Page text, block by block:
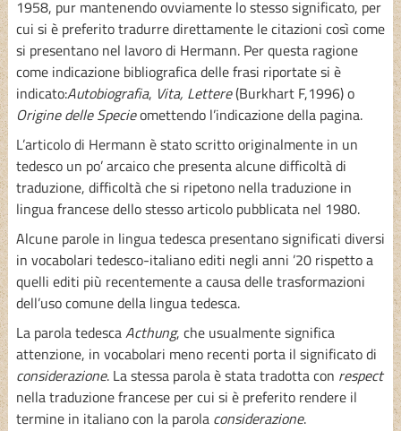
1958, pur mantenendo ovviamente lo stesso significato, per
cui si è preferito tradurre direttamente le citazioni così come
si presentano nel lavoro di Hermann. Per questa ragione
come indicazione bibliografica delle frasi riportate si è
indicato:Autobiografia, Vita, Lettere(Burkhart F,1996) o
Origine delle Specieomettendo l’indicazione della pagina.
L’articolo di Hermann è stato scritto originalmente in un
tedesco un po’ arcaico che presenta alcune difficoltà di
traduzione, difficoltà che si ripetono nella traduzione in
lingua francese dello stesso articolo pubblicata nel 1980.
Alcune parole in lingua tedesca presentano significati diversi
in vocabolari tedesco-italiano editi negli anni ’20 rispetto a
quelli editi più recentemente a causa delle trasformazioni
dell’uso comune della lingua tedesca.
La parola tedescaActhung, che usualmente significa
attenzione, in vocabolari meno recenti porta il significato di
considerazione. La stessa parola è stata tradotta con respect
nella traduzione francese per cui si è preferito rendere il
termine in italiano con la parola considerazione.